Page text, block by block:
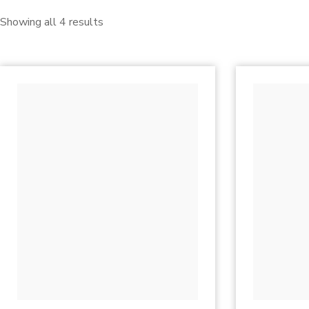
Showing all 4 results